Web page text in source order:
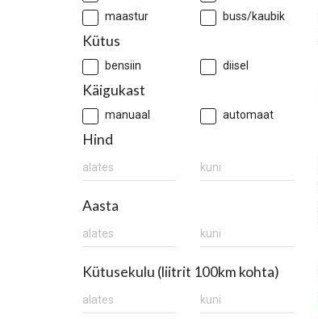
maastur
buss/kaubik
Kütus
bensiin diisel
Käigukast
manuaal automaat
Hind
Aasta
Kütusekulu (liitrit 100km kohta)